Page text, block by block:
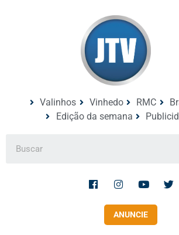
Valinhos Vinhedo RMC
Edição da semana
ANUNCIE